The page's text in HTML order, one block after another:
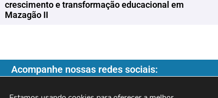
crescimento e transformação educacional em
Mazagão II
Acompanhe nossas redes sociais: